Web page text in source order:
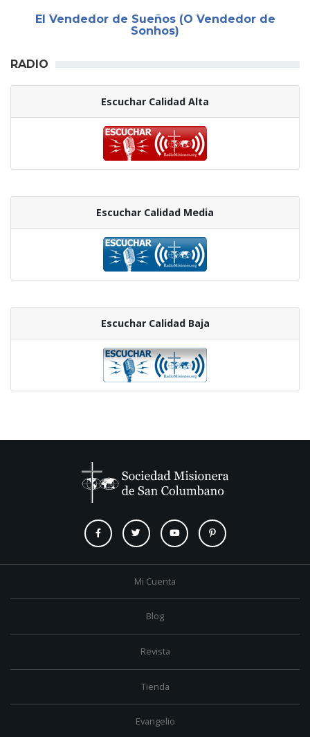
El Vendedor de Sueños (O Vendedor de
Sonhos)
RADIO
Escuchar Calidad Alta
Escuchar Calidad Media
Escuchar Calidad Baja
Mi Cuenta
Blog
Revista
Tienda
Evangelio